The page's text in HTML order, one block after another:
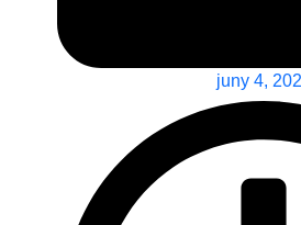
juny 4,